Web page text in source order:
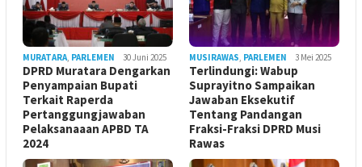
MURATARA PARLEMEN 30 Juni 2025
DPRD Muratara Dengarkan
Penyampaian Bupati
Terkait Raperda
Pertanggungjawaban
Pelaksanaaan APBD TA
2024
MUSIRAWAS PARLEMEN 3 Mei 2025
Terlindungi: Wabup
Suprayitno Sampaikan
Jawaban Eksekutif
Tentang Pandangan
Fraksi-Fraksi DPRD Musi
Rawas